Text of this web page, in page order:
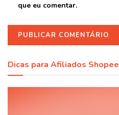
que eu comentar.
Dicas para Afiliados Shopee